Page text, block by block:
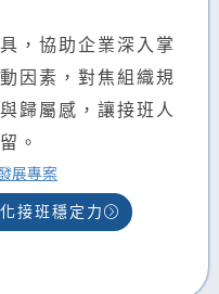
，協助企業深入掌
因素，對焦組織規
歸屬感，讓接班人
。
展專案
接班穩定力